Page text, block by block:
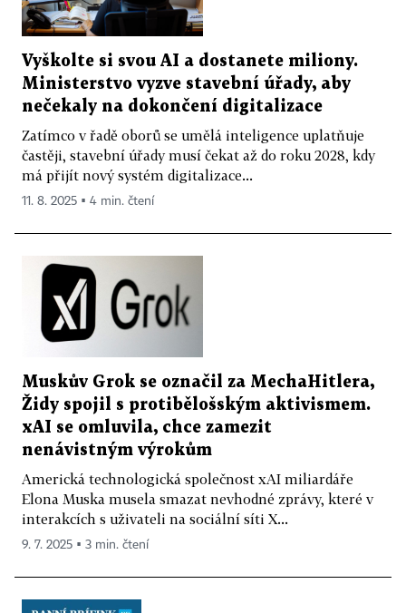
Vyškolte si svou AI a dostanete miliony.
Ministerstvo vyzve stavební úřady, aby
nečekaly na dokončení digitalizace
Zatímco v řadě oborů se umělá inteligence uplatňuje
častěji, stavební úřady musí čekat až do roku 2028, kdy
má přijít nový systém digitalizace...
11. 8. 2025 ▪ 4 min. čtení
Muskův Grok se označil za MechaHitlera,
Židy spojil s protibělošským aktivismem.
xAI se omluvila, chce zamezit
nenávistným výrokům
Americká technologická společnost xAI miliardáře
Elona Muska musela smazat nevhodné zprávy, které v
interakcích s uživateli na sociální síti X...
9. 7. 2025 ▪ 3 min. čtení